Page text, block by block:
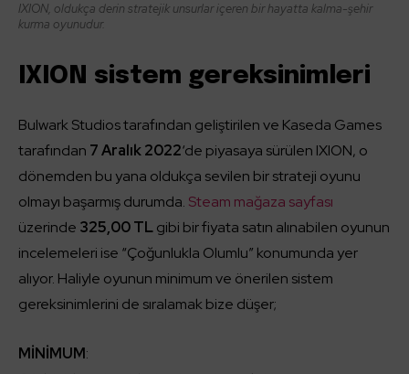
IXION, oldukça derin stratejik unsurlar içeren bir hayatta kalma-şehir
kurma oyunudur.
IXION sistem gereksinimleri
Bulwark Studios tarafından geliştirilen ve Kaseda Games
tarafından 7Aralık 2022‘de piyasaya sürülen IXION, o
dönemden bu yana oldukça sevilen bir strateji oyunu
olmayı başarmış durumda. Steam mağaza sayfası
üzerinde 325,00 TLgibi bir fiyata satın alınabilen oyunun
incelemeleri ise “Çoğunlukla Olumlu” konumunda yer
alıyor. Haliyle oyunun minimum ve önerilen sistem
gereksinimlerini de sıralamak bize düşer;
MİNİMUM: